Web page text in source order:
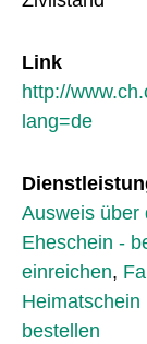
Link
http://
lang=de
Ausweis über
Eheschein -
einreichen,
Heimatschein
bestellen